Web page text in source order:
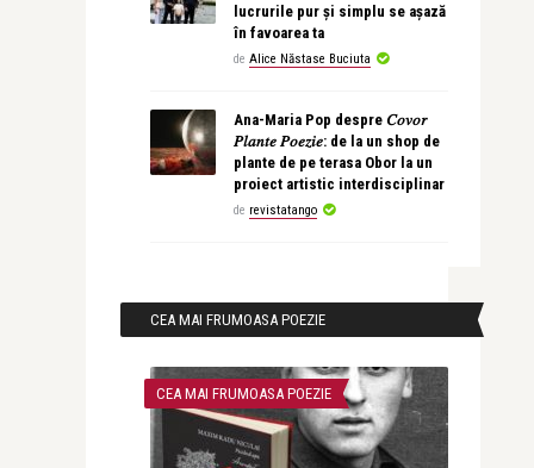
lucrurile pur și simplu se așază
în favoarea ta
de Alice Năstase Buciuta
Ana-Maria Pop despre 𝐶𝑜𝑣𝑜𝑟
𝑃𝑙𝑎𝑛𝑡𝑒 𝑃𝑜𝑒𝑧𝑖𝑒: de la un shop de
plante de pe terasa Obor la un
proiect artistic interdisciplinar
de revistatango
CEA MAI FRUMOASA POEZIE
CEA MAI FRUMOASA POEZIE